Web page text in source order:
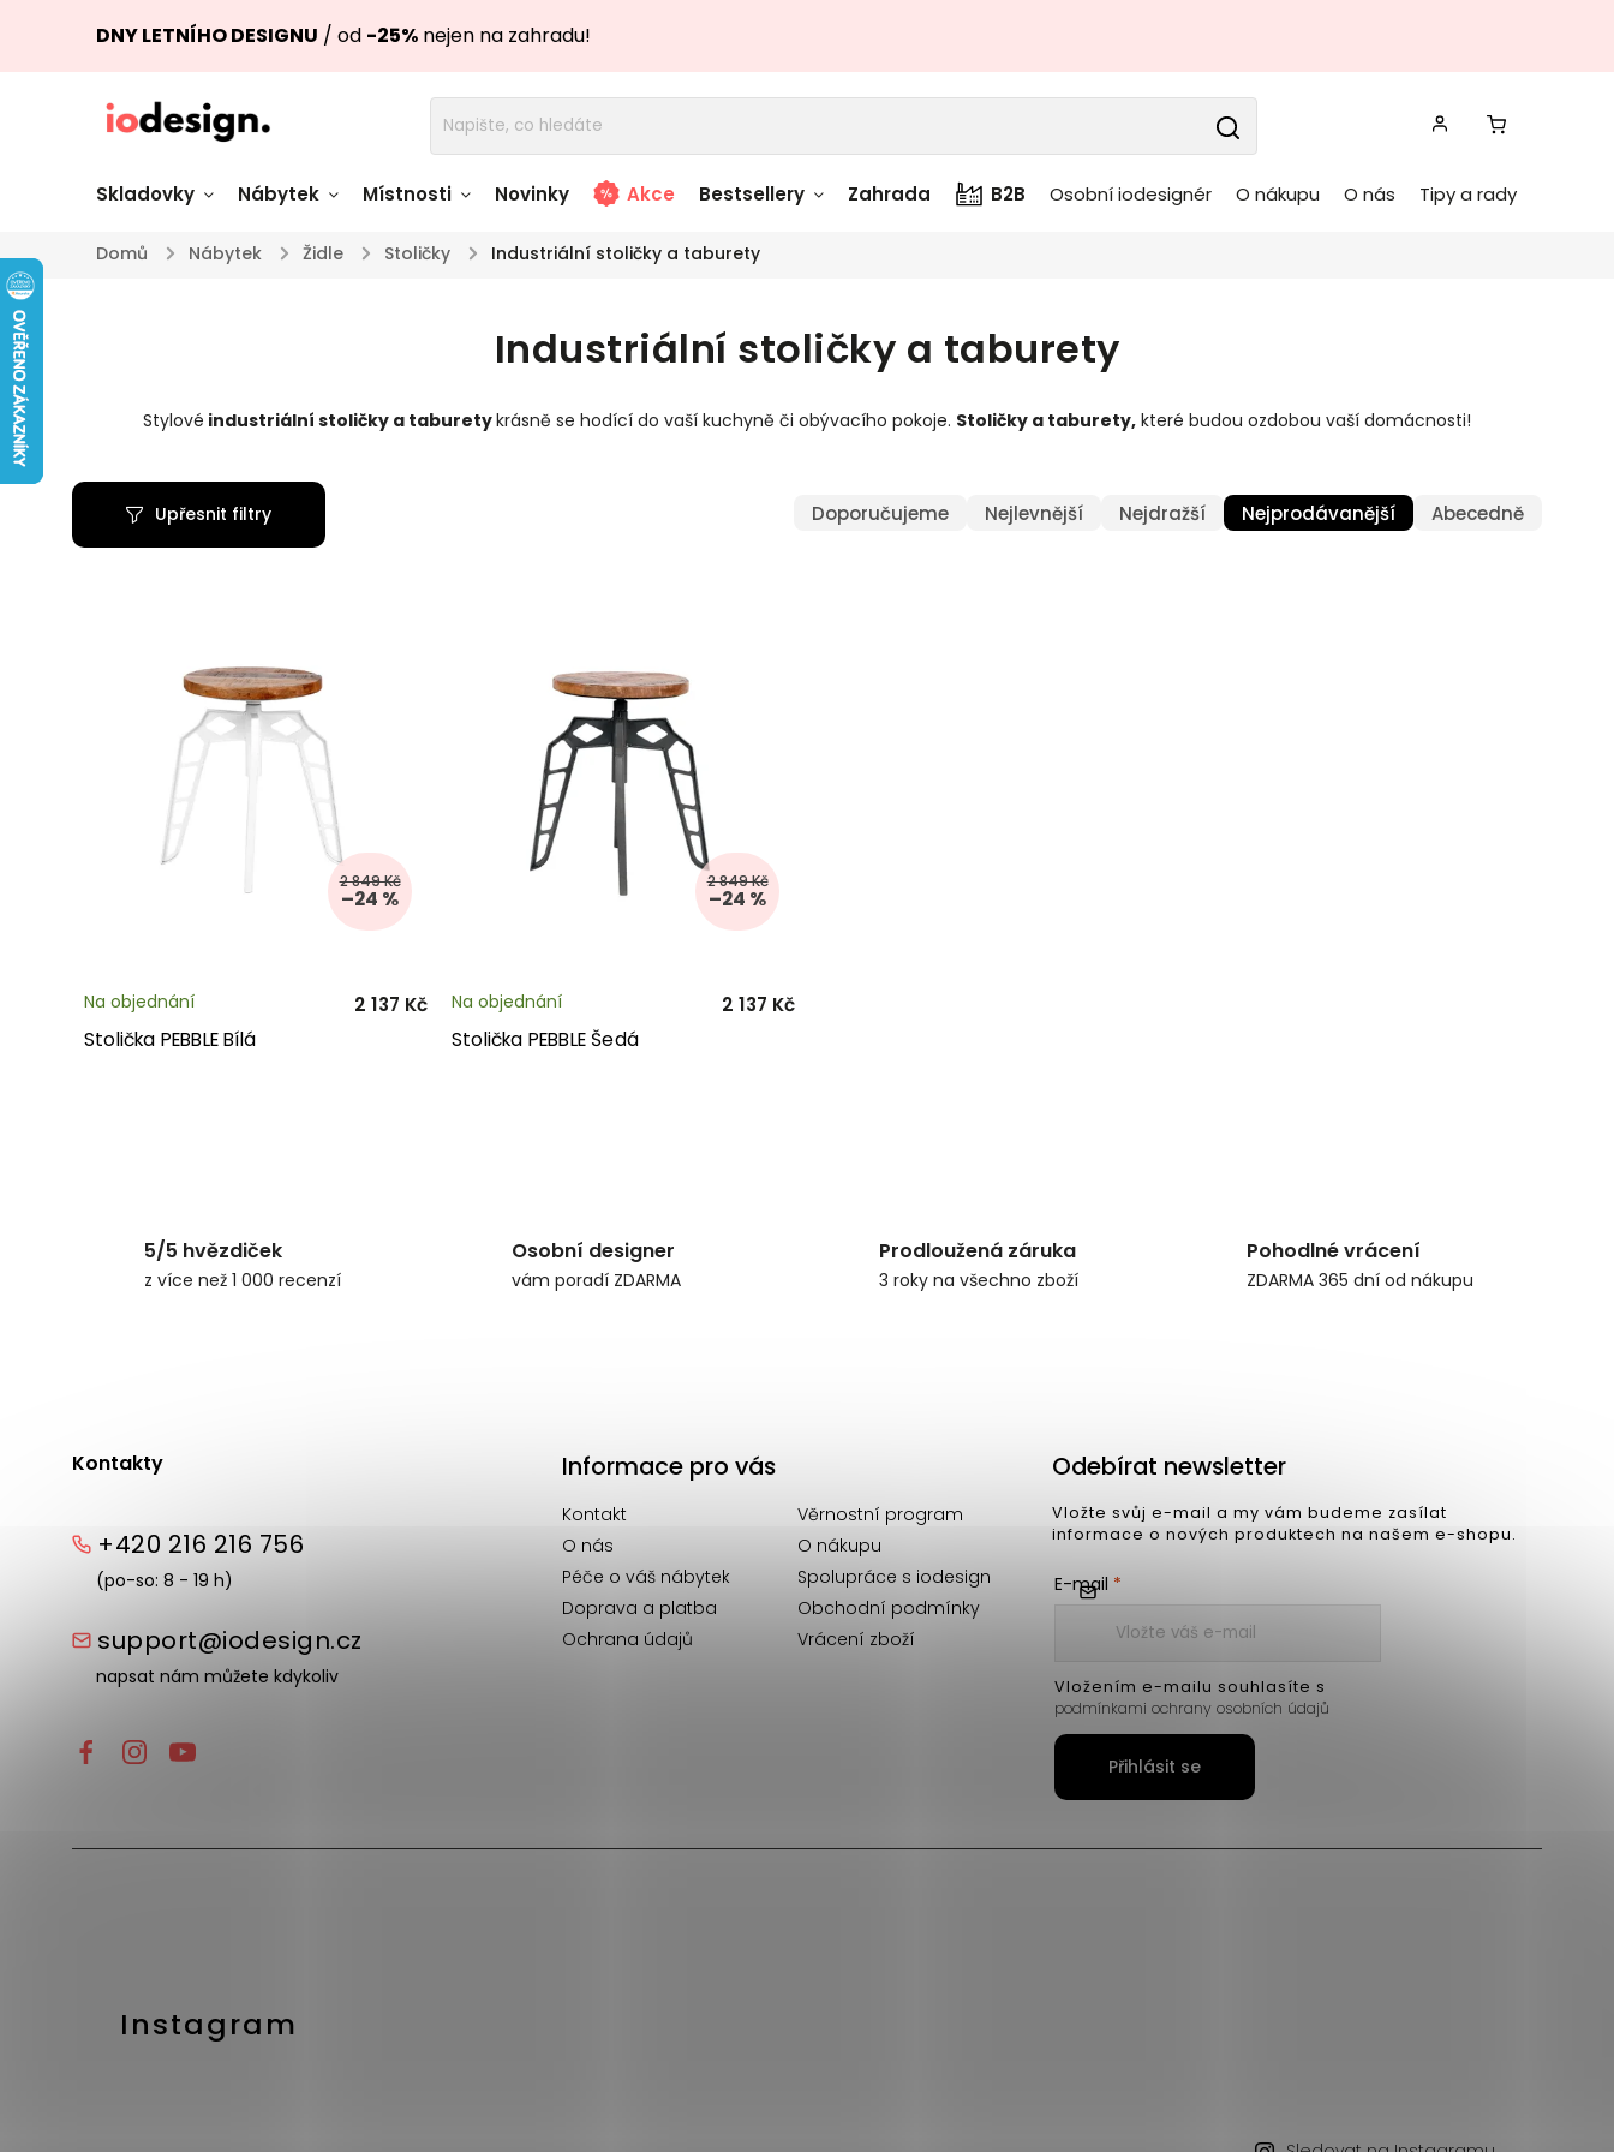
DNY LETNÍHO DESIGNU / od -25% nejen na zahradu!
Skladovky
Židle skladem Stolky skladem
Úložné prostory
skladem
Zahradní nábytek
skladem
Doplňky a
Textílie skladem
Nádobí skladem
Nábytek Místnosti Novinky Akce Bestsellery Zahrada B2B Osobní iodesignér O nákupu O nás Tipy a rady
Domů / Nábytek / Židle / Stoličky / Industriální stoličky a taburety
Industriální stoličky a taburety
Stylové industriální stoličky a taburetykrásně se hodící do vaší kuchyně či obývacího pokoje. Stoličky a taburety, které budou ozdobou vaší domácnosti!
Doporučujeme Nejlevnější Nejdražší Nejprodávanější Abecedně
Upřesnit filtry
2 849 Kč
–24 %
Stolička PEBBLE Bílá
Na objednání 2 137 Kč
2 849 Kč
–24 %
Stolička PEBBLE Šedá
Na objednání 2 137 Kč
5/5 hvězdiček
z více než 1 000 recenzí
Osobní designer
vám poradí ZDARMA
Prodloužená záruka
3 roky na všechno zboží
Pohodlné vrácení
ZDARMA 365 dní od nákupu
Kontakty
+420 216 216 756
(po-so: 8 - 19 h)
support@iodesign.cz
napsat nám můžete kdykoliv
Informace pro vás
Kontakt
Věrnostní program
O nás
O nákupu
Péče o váš nábytek
Spolupráce s iodesign
Doprava a platba
Obchodní podmínky
Ochrana údajů
Vrácení zboží
Instagram
Odebírat newsletter
Vložte svůj e-mail a my vám budeme zasílat
informace o nových produktech na našem e-shopu.
E-mail
Vložením e-mailu souhlasíte s
podmínkami ochrany osobních údajů
Přihlásit se